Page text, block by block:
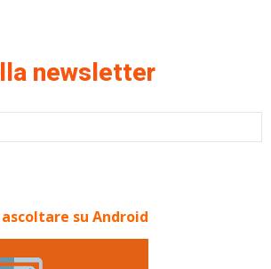
newsletter
su Android